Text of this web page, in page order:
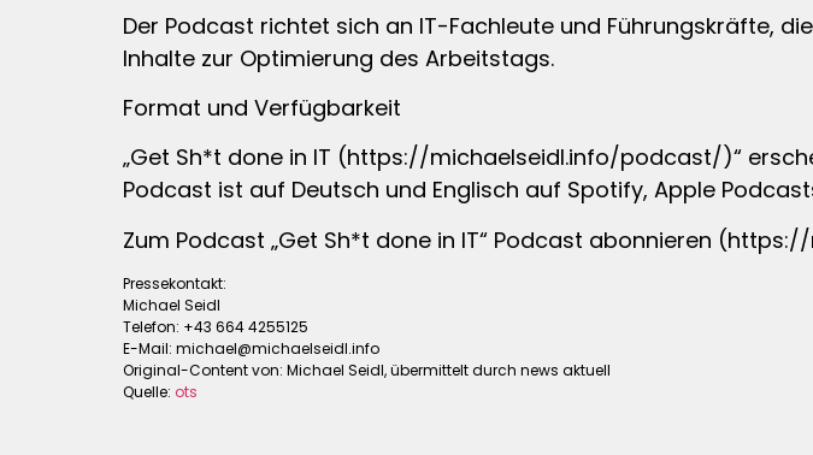
Der Podcast richtet sich an IT-Fachleute und Führungskräfte,
Inhalte zur Optimierung des Arbeitstags.
Format und Verfügbarkeit
„Get Sh*t done in IT (https://michaelseidl.info/podcast/)“
Podcast ist auf Deutsch und Englisch auf Spotify, Apple
Zum Podcast „Get Sh*t done in IT“ Podcast abonnieren
Pressekontakt:
Michael Seidl
Telefon: +43 664 4255125
E-Mail: michael@michaelseidl.info
Original-Content von: Michael Seidl, übermittelt durch news aktuell
Quelle: ots